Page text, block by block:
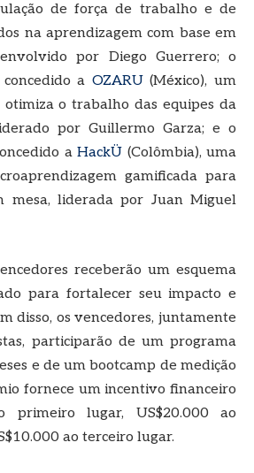
de força de trabalho e de
na aprendizagem com base em
por Diego Guerrero; o
a OZARU(México), um
o trabalho das equipes da
por Guillermo Garza; e o
aHackÜ (Colômbia), uma
gamificada para
mesa, liderada por Juan Miguel
receberão um esquema
para fortalecer seu impacto e
disso, os vencedores, juntamente
participarão de um programa
e de um bootcamp de medição
fornece um incentivo financeiro
primeiro lugar, US$20.000 ao
ao terceiro lugar.